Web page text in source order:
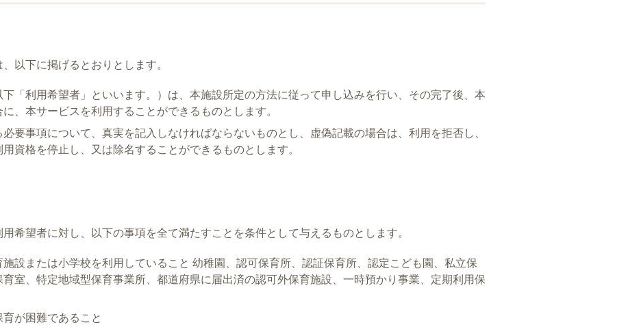
以下に掲げるとおりとします。
「利用希望者」といいます。）は、本施設所定の方法に従って申し込みを行い、その完了後、本
、本サービスを利用することができるものとします。
要事項について、真実を記入しなければならないものとし、虚偽記載の場合は、利用を拒否し、
資格を停止し、又は除名することができるものとします。
希望者に対し、以下の事項を全て満たすことを条件として与えるものとします。
設または小学校を利用していること 幼稚園、認可保育所、認証保育所、認定こども園、私立保
室、特定地域型保育事業所、都道府県に届出済の認可外保育施設、一時預かり事業、定期利用保
が困難であること